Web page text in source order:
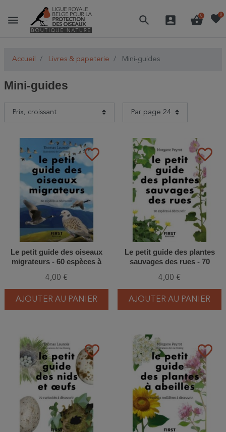
menu search account_box shopping_basket
0 favorite0
Accueil Livres & papeterie Mini-guides
Mini-guides
favorite_border
Le petit guide des oiseaux
migrateurs - 60 espèces à
4,00 €
AJOUTER AU PANIER
favorite_border
Le petit guide des plantes
sauvages des rues - 70
4,00 €
AJOUTER AU PANIER
favorite_border favorite_border